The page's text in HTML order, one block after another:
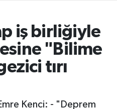
iş birliğiyle
"Bilime
tırı
Kenci: - "Deprem
Haritası
Durumu ve Fikstür